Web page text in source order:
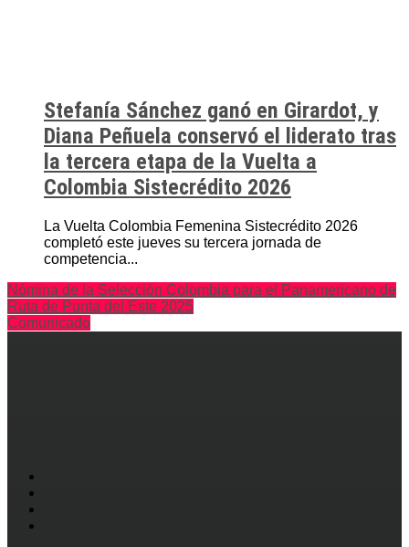
Stefanía Sánchez ganó en Girardot, y
Diana Peñuela conservó el liderato tras
la tercera etapa de la Vuelta a
Colombia Sistecrédito 2026
La Vuelta Colombia Femenina Sistecrédito 2026
completó este jueves su tercera jornada de
competencia...
Nómina de la Selección Colombia para el Panamericano de
Ruta de Punta del Este 2025
Comunicado